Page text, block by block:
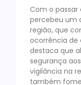
Com o
percebeu um
região, que
ocorrência de
destaca que
segurança
vigilância na
também